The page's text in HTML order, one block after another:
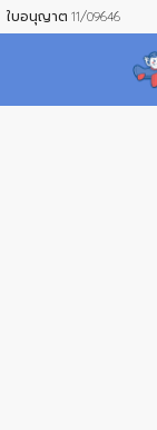
ใบอนุญาต 11/09646